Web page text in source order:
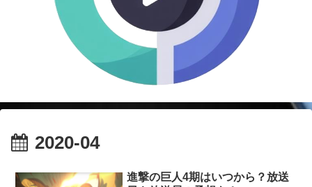
2020-04
進撃の巨人4期はいつから？放送